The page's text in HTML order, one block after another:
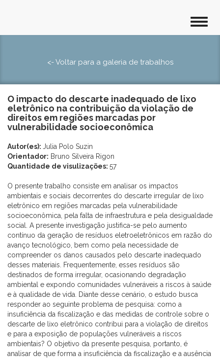
<- Voltar para a galeria de trabalhos
O impacto do descarte inadequado de lixo
eletrônico na contribuição da violação de
direitos em regiões marcadas por
vulnerabilidade socioeconômica
Autor(es): Julia Polo Suzin
Orientador: Bruno Silveira Rigon
Quantidade de visulizações: 57
O presente trabalho consiste em analisar os impactos
ambientais e sociais decorrentes do descarte irregular de lixo
eletrônico em regiões marcadas pela vulnerabilidade
socioeconômica, pela falta de infraestrutura e pela desigualdade
social. A presente investigação justifica-se pelo aumento
contínuo da geração de resíduos eletroeletrônicos em razão do
avanço tecnológico, bem como pela necessidade de
compreender os danos causados pelo descarte inadequado
desses materiais. Frequentemente, esses resíduos são
destinados de forma irregular, ocasionando degradação
ambiental e expondo comunidades vulneráveis a riscos à saúde
e à qualidade de vida. Diante desse cenário, o estudo busca
responder ao seguinte problema de pesquisa: como a
insuficiência da fiscalização e das medidas de controle sobre o
descarte de lixo eletrônico contribui para a violação de direitos
e para a exposição de populações vulneráveis a riscos
ambientais? O objetivo da presente pesquisa, portanto, é
analisar de que forma a insuficiência da fiscalização e a ausência